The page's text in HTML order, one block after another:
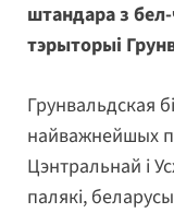
штандара з
тэрыторыі
Грунвальдская
найважнейшых
Цэнтральнай і
палякі,